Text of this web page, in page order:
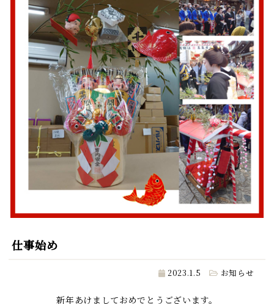
仕事始め
2023.1.5 お知らせ
新年あけましておめでとうございます。